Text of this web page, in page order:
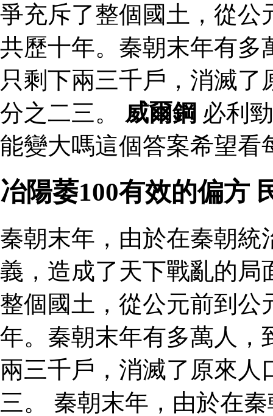
爭充斥了整個國土，從公
共歷十年。秦朝末年有多
只剩下兩三千戶，消滅
分之二三。 威爾鋼 必利
能變大嗎這個答案希望看
冶陽萎100有效的偏方
秦朝末年，由於在秦朝統
義，造成了天下戰亂的局
整個國土，從公元前到公
年。秦朝末年有多萬人，
兩三千戶，消滅了原來
三。 秦朝末年，由於在